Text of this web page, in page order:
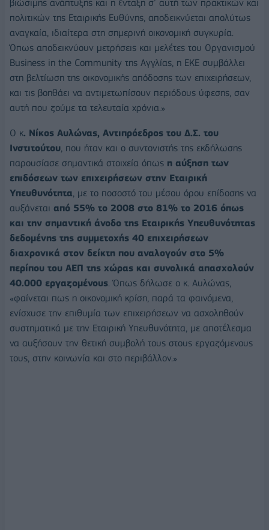
βιώσιμης ανάπτυξης και η ένταξη σ’ αυτή των πρακτικών και
πολιτικών της Εταιρικής Ευθύνης, αποδεικνύεται απολύτως
αναγκαία, ιδιαίτερα στη σημερινή οικονομική συγκυρία.
Όπως αποδεικνύουν μετρήσεις και μελέτες του Οργανισμού
Business in the Community της Αγγλίας, η ΕΚΕ συμβάλλει
στη βελτίωση της οικονομικής απόδοσης των επιχειρήσεων,
και τις βοηθάει να αντιμετωπίσουν περιόδους ύφεσης, σαν
αυτή που ζούμε τα τελευταία χρόνια.»
Ο κ. Νίκος Αυλώνας, Αντιπρόεδρος του Δ.Σ. του
Ινστιτούτου, που ήταν και ο συντονιστής της εκδήλωσης
παρουσίασε σημαντικά στοιχεία όπως η αύξηση των
επιδόσεων των επιχειρήσεων στην Εταιρική
Υπευθυνότητα, με το ποσοστό του μέσου όρου επίδοσης να
αυξάνεται από 55% το 2008 στο 81% το 2016 όπως
και την σημαντική άνοδο της Εταιρικής Υπευθυνότητας
δεδομένης της συμμετοχής 40 επιχειρήσεων
διαχρονικά στον δείκτη που αναλογούν στο 5%
περίπου του ΑΕΠ της χώρας και συνολικά απασχολούν
40.000 εργαζομένους. Όπως δήλωσε ο κ. Αυλώνας,
«φαίνεται πως η οικονομική κρίση, παρά τα φαινόμενα,
ενίσχυσε την επιθυμία των επιχειρήσεων να ασχοληθούν
συστηματικά με την Εταιρική Υπευθυνότητα, με αποτέλεσμα
να αυξήσουν την θετική συμβολή τους στους εργαζόμενους
τους, στην κοινωνία και στο περιβάλλον.»